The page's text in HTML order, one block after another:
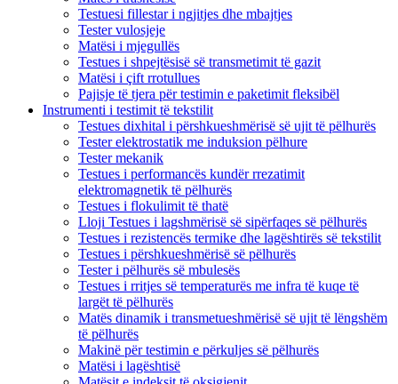
Testuesi fillestar i ngjitjes dhe mbajtjes
Tester vulosjeje
Matësi i mjegullës
Testues i shpejtësisë së transmetimit të gazit
Matësi i çift rrotullues
Pajisje të tjera për testimin e paketimit fleksibël
Instrumenti i testimit të tekstilit
Testues dixhital i përshkueshmërisë së ujit të pëlhurës
Tester elektrostatik me induksion pëlhure
Tester mekanik
Testues i performancës kundër rrezatimit
elektromagnetik të pëlhurës
Testues i flokulimit të thatë
Lloji Testues i lagshmërisë së sipërfaqes së pëlhurës
Testues i rezistencës termike dhe lagështirës së tekstilit
Testues i përshkueshmërisë së pëlhurës
Tester i pëlhurës së mbulesës
Testues i rritjes së temperaturës me infra të kuqe të
largët të pëlhurës
Matës dinamik i transmetueshmërisë së ujit të lëngshëm
të pëlhurës
Makinë për testimin e përkuljes së pëlhurës
Matësi i lagështisë